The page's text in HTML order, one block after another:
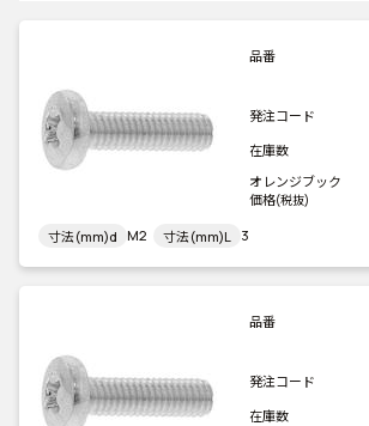
品番
発注コード
在庫数
オレンジブック
価格(税抜)
寸法(mm)d M2 寸法(mm)L 3
品番
発注コード
在庫数